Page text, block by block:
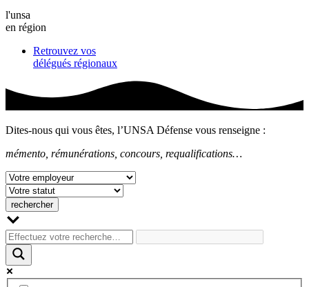
l'unsa
en région
Retrouvez vos
délégués régionaux
Dites-nous qui vous êtes, l’UNSA Défense vous renseigne :
mémento, rémunérations, concours, requalifications…